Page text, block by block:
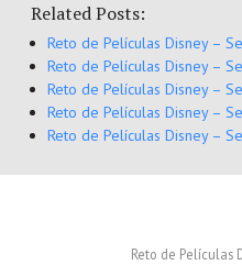
Related Posts:
Reto de Películas Disney –
Reto de Películas Disney –
Reto de Películas Disney –
Reto de Películas Disney –
Reto de Películas Disney –
Reto de Películas